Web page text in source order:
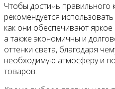
Чтобы достичь правильного
рекомендуется
как они обеспечивают
а также экономичны и
оттенки света, благодаря
необходимую атмосферу и
товаров.